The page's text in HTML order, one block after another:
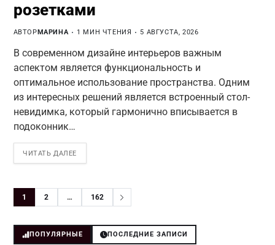
розетками
АВТОР МАРИНА 1 МИН ЧТЕНИЯ 5 АВГУСТА, 2026
В современном дизайне интерьеров важным
аспектом является функциональность и
оптимальное использование пространства. Одним
из интересных решений является встроенный стол-
невидимка, который гармонично вписывается в
подоконник…
ЧИТАТЬ ДАЛЕЕ
1 2 … 162
ПОПУЛЯРНЫЕ ПОСЛЕДНИЕ ЗАПИСИ